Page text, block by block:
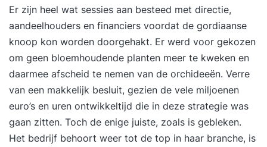
opstellen OKR’s , de verschillende soorten KR’s en
het leren van de meest voorkomende valkuilen
OKR proces – uitleg van de OKR-cyclus, uitleg
over de voorwaarden van elke stap en het
behandelen van randvoorwaarden voor
verandering Inrichting – Start met beleggen van
rollen en verantwoordelijkheden, check de
randvoorwaarden en te maken afspraken t.b.v. de
inrichting en leer de verschillende manieren om te
Er zijn heel wat sessies aan besteed met directie,
aandeelhouders en financiers voordat de gordiaanse
knoop kon worden doorgehakt. Er werd voor gekozen
om geen bloemhoudende planten meer te kweken en
daarmee afscheid te nemen van de orchideeën. Verre
van een makkelijk besluit, gezien de vele miljoenen
euro’s en uren ontwikkeltijd die in deze strategie was
gaan zitten. Toch de enige juiste, zoals is gebleken.
Het bedrijf behoort weer tot de top in haar branche, is